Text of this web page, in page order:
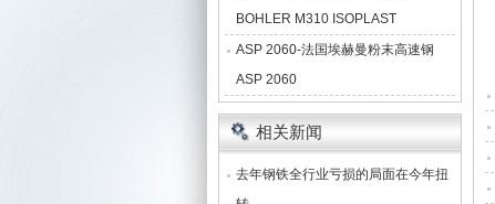
BOHLER M310 ISOPLAST
ASP 2060-法国埃赫曼粉末高速钢
ASP 2060
相关新闻
去年钢铁全行业亏损的局面在今年扭